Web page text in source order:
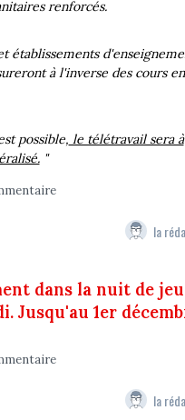
renforcés.
établissements
à l'inverse des cours en
possible, le télétravail sera à
"
la
dans la nuit de
Jusqu'au 1er
la